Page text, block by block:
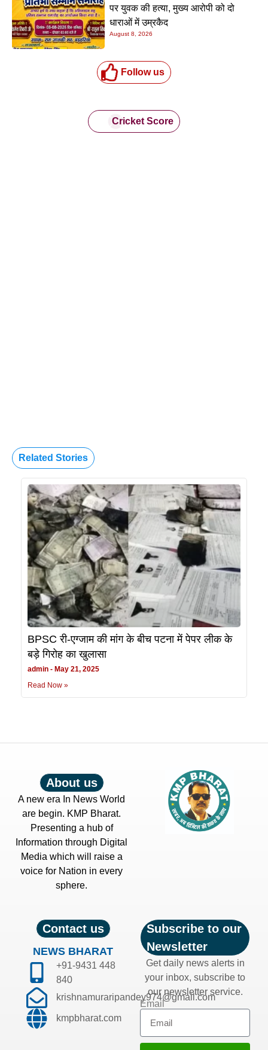
पर युवक की हत्या, मुख्य आरोपी को दो
धाराओं में उम्रकैद
August 8, 2026
Follow us
Cricket Score
Related Stories
BPSC री-एग्जाम की मांग के बीच पटना में पेपर लीक के
बड़े गिरोह का खुलासा
admin
May 21, 2025
Read Now »
About us
A new era In News World
are begin. KMP Bharat.
Presenting a hub of
Information through Digital
Media which will raise a
voice for Nation in every
sphere.
Contact us
NEWS BHARAT
+91-9431 448
840
krishnamuraripandey974@gmail.com
kmpbharat.com
Subscribe to our
Newsletter
Get daily news alerts in
your inbox, subscribe to
our newsletter service.
Email